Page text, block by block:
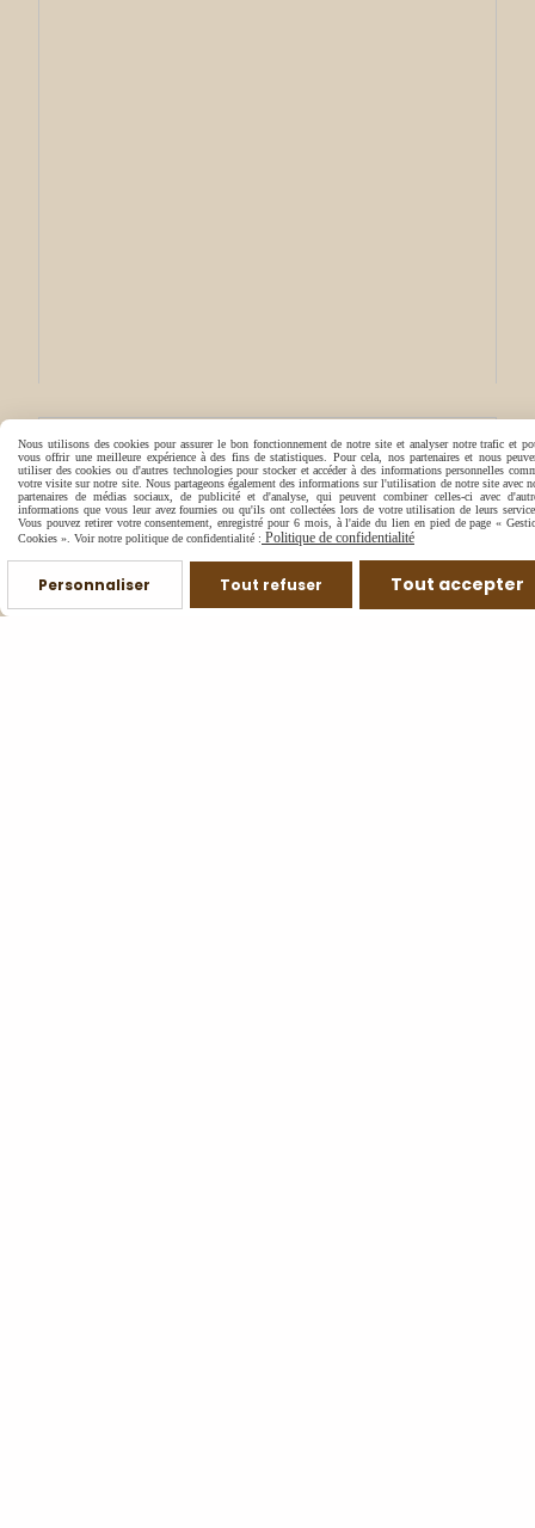
Nous utilisons des cookies pour assurer le bon fonctionnement de notre site et analyser notre trafic et
vous offrir une meilleure expérience à des fins de statistiques. Pour cela, nos partenaires et nous
utiliser des cookies ou d'autres technologies pour stocker et accéder à des informations personnelles
votre visite sur notre site. Nous partageons également des informations sur l'utilisation de notre site avec
partenaires de médias sociaux, de publicité et d'analyse, qui peuvent combiner celles-ci avec
informations que vous leur avez fournies ou qu'ils ont collectées lors de votre utilisation de leurs
Vous pouvez retirer votre consentement, enregistré pour 6 mois, à l'aide du lien en pied de page «
Cookies ». Voir notre politique de confidentialité : Politique de confidentialité
Personnaliser Tout refuser Tout accepter